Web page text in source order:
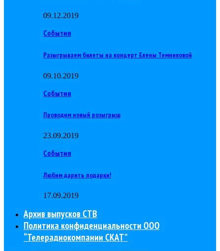
09.12.2019
События
Разыгрываем билеты на концерт Елены Темниковой
09.10.2019
События
Проводим новый розыгрыш
23.09.2019
События
Любим дарить подарки!
17.09.2019
Архив выпусков СТВ
Политика конфиденциальности ООО
“Телерадиокомпании СКАТ”